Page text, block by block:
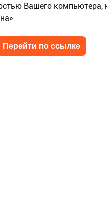
Вашего компьютера,
Перейти по ссылке